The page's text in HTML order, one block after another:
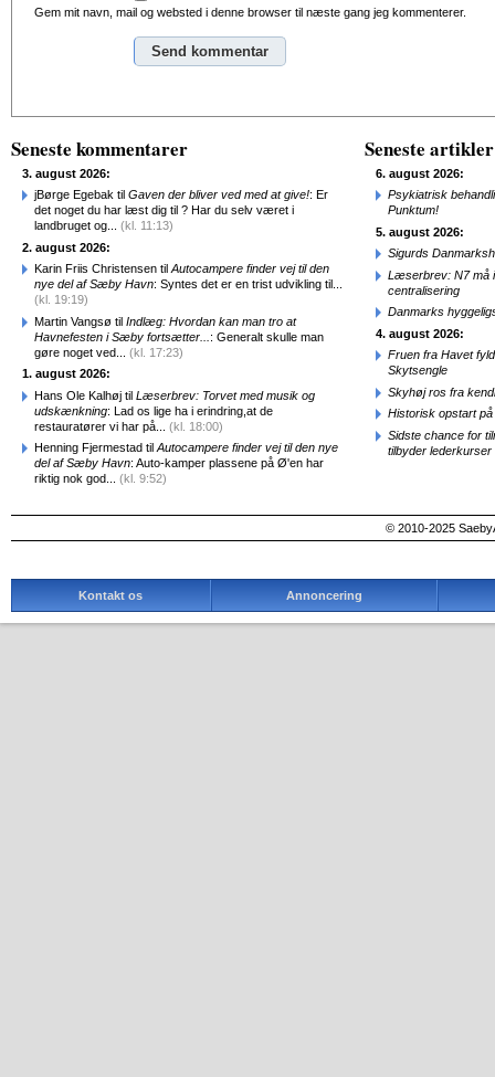
Gem mit navn, mail og websted i denne browser til næste gang jeg kommenterer.
Seneste kommentarer
3. august 2026:
jBørge Egebak til Gaven der bliver ved med at give!: Er
det noget du har læst dig til ? Har du selv været i
landbruget og... (kl. 11:13)
2. august 2026:
Karin Friis Christensen til Autocampere finder vej til den
nye del af Sæby Havn: Syntes det er en trist udvikling til...
(kl. 19:19)
Martin Vangsø til Indlæg: Hvordan kan man tro at
Havnefesten i Sæby fortsætter... : Generalt skulle man
gøre noget ved... (kl. 17:23)
1. august 2026:
Hans Ole Kalhøj til Læserbrev: Torvet med musik og
udskænkning: Lad os lige ha i erindring,at de
restauratører vi har på... (kl. 18:00)
Henning Fjermestad til Autocampere finder vej til den nye
del af Sæby Havn: Auto-kamper plassene på Ø'en har
riktig nok god... (kl. 9:52)
Seneste artikler
6. august 2026:
Psykiatrisk
Punktum!
5. august 2026:
Sigurds
Læserbrev: N7 må
centralisering
Danmarks
4. august 2026:
Fruen fra Havet
Skytsengle
Skyhøj ros fra
Historisk opstart
Sidste chance for
tilbyder
© 2010-2025
Kontakt os Annoncering